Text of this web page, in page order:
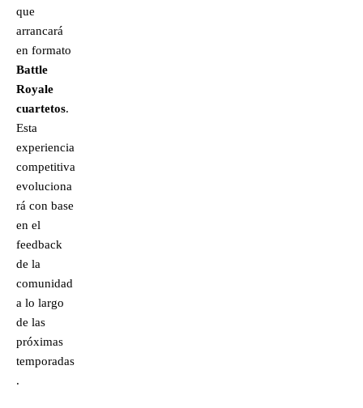
que
arrancará
en formato
Battle
Royale
cuartetos.
Esta
experiencia
competitiva
evoluciona
rá con base
en el
feedback
de la
comunidad
a lo largo
de las
próximas
temporadas
.